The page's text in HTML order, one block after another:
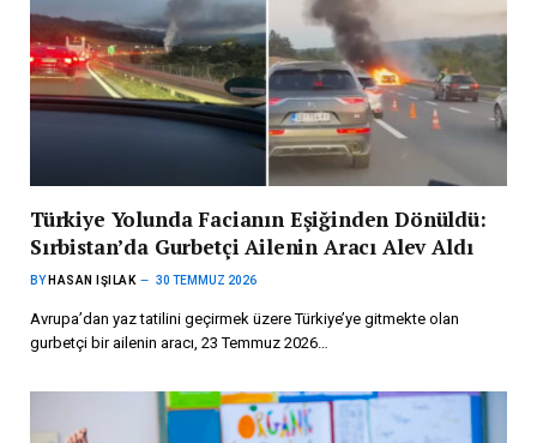
Türkiye Yolunda Facianın Eşiğinden Dönüldü:
Sırbistan’da Gurbetçi Ailenin Aracı Alev Aldı
BY HASAN IŞILAK 30 TEMMUZ 2026
Avrupa’dan yaz tatilini geçirmek üzere Türkiye’ye gitmekte olan
gurbetçi bir ailenin aracı, 23 Temmuz 2026…